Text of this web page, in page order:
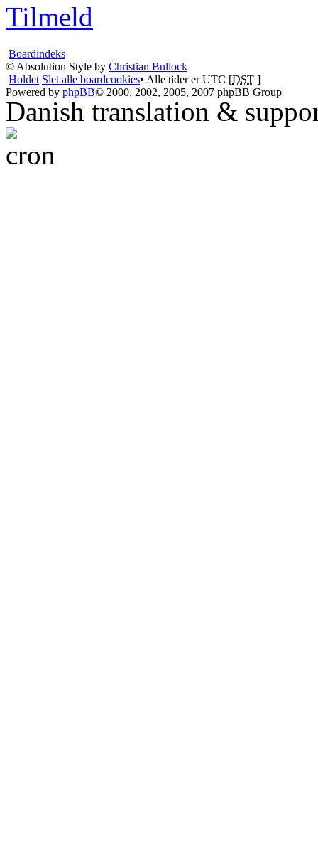
Tilmeld
Boardindeks
© Absolution Style by Christian Bullock
Holdet Slet alle boardcookies• Alle tider er UTC [DST ]
Powered by phpBB© 2000, 2002, 2005, 2007 phpBB Group
Danish translation &